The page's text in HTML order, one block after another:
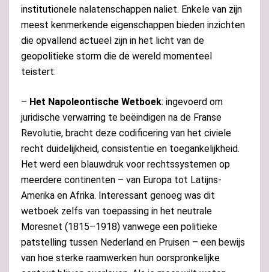
institutionele nalatenschappen naliet. Enkele van zijn
meest kenmerkende eigenschappen bieden inzichten
die opvallend actueel zijn in het licht van de
geopolitieke storm die de wereld momenteel
teistert:
– Het Napoleontische Wetboek: ingevoerd om
juridische verwarring te beëindigen na de Franse
Revolutie, bracht deze codificering van het civiele
recht duidelijkheid, consistentie en toegankelijkheid.
Het werd een blauwdruk voor rechtssystemen op
meerdere continenten – van Europa tot Latijns-
Amerika en Afrika. Interessant genoeg was dit
wetboek zelfs van toepassing in het neutrale
Moresnet (1815–1918) vanwege een politieke
patstelling tussen Nederland en Pruisen – een bewijs
van hoe sterke raamwerken hun oorspronkelijke